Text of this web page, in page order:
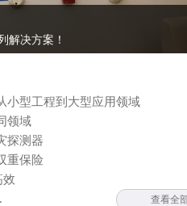
解决方案！
小型工程到大型应用领域
领域
探测器
重保险
效
查看全